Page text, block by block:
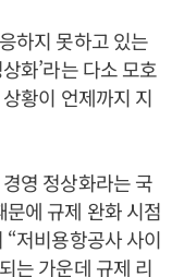
하지 못하고 있는
화’라는 다소 모호
황이 언제까지 지
영 정상화라는 국
에 규제 완화 시점
저비용항공사 사이
는 가운데 규제 리